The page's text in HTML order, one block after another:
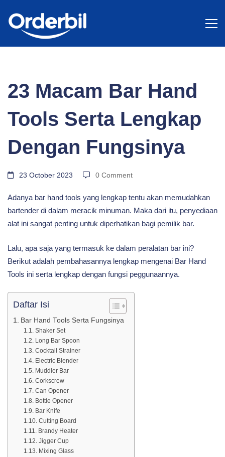
23
Macam
Bar
Hand
Tools
Serta
Lengkap
Dengan
Fungsinya
23 Macam Bar Hand
Tools Serta Lengkap
Dengan Fungsinya
23 October 2023 0 Comment
Adanya bar hand tools yang lengkap tentu akan memudahkan
bartender di dalam meracik minuman. Maka dari itu, penyediaan
alat ini sangat penting untuk diperhatikan bagi pemilik bar.
Lalu, apa saja yang termasuk ke dalam peralatan bar ini?
Berikut adalah pembahasannya lengkap mengenai Bar Hand
Tools ini serta lengkap dengan fungsi peggunaannya.
Daftar Isi
Bar Hand Tools Serta Fungsinya
Shaker Set
Long Bar Spoon
Cocktail Strainer
Electric Blender
Muddler Bar
Corkscrew
Can Opener
Bottle Opener
Bar Knife
Cutting Board
Brandy Heater
Jigger Cup
Mixing Glass